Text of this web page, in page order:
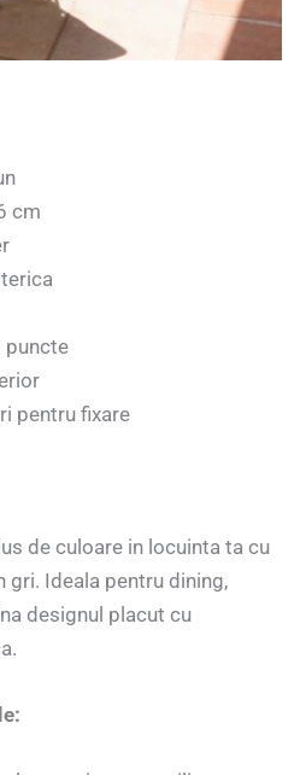
cm
puncte
pentru fixare
de culoare in locuinta ta cu
gri. Ideala pentru dining,
designul placut cu